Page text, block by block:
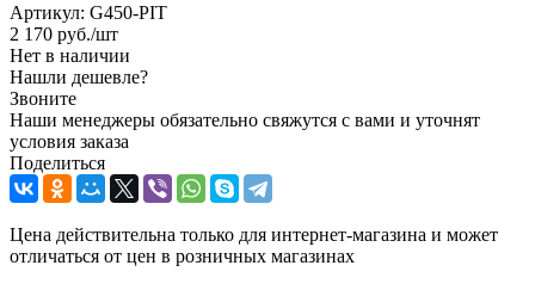
Артикул: G450-PIT
2 170 руб./шт
Нет в наличии
Нашли дешевле?
Звоните
Наши менеджеры обязательно свяжутся с вами и уточнят
условия заказа
Поделиться
Цена действительна только для интернет-магазина и может
отличаться от цен в розничных магазинах